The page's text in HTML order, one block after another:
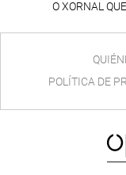
O XORNAL
POLÍTICA DE